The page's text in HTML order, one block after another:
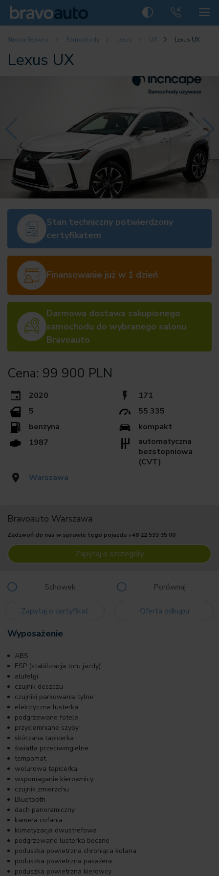
Strona Główna Samochody Lexus UX Lexus UX
Lexus UX
Stan techniczny potwierdzony
certyfikatem
Finansowanie już w 1 dzień
Darmowa dostawa zakupionego
samochodu do wybranego salonu
Bravoauto
Cena: 99 900 PLN
2020
171
5
55 335
benzyna
kompakt
1987
automatyczna
bezstopniowa
(CVT)
Warszawa
Bravoauto Warszawa
Zadzwoń do nas w sprawie tego pojazdu +48 22 533 35 00
Zapytaj o szczegóły
Schowek Porównaj
Zapytaj o certyfikat Oferta odkupu
Wyposażenie
ABS
ESP (stabilizacja toru jazdy)
alufelgi
czujnik deszczu
czujniki parkowania tylne
elektryczne lusterka
podgrzewane fotele
przyciemniane szyby
skórzana tapicerka
światła przeciwmgielne
tempomat
welurowa tapicerka
wspomaganie kierownicy
czujnik zmierzchu
Bluetooth
dach panoramiczny
kamera cofania
klimatyzacja dwustrefowa
podgrzewane lusterka boczne
poduszka powietrzna chroniąca kolana
poduszka powietrzna pasażera
poduszka powietrzna kierowcy